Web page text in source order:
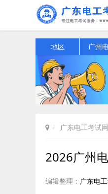
地区 广州
广东电工考试网
2026广州
编辑整理： 广东电